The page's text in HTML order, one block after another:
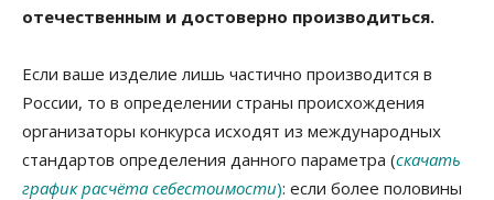
отечественным и достоверно производиться.
Если ваше изделие лишь частично производится в
России, то в определении страны происхождения
организаторы конкурса исходят из международных
стандартов определения данного параметра (скачать
график расчёта себестоимости): если более половины